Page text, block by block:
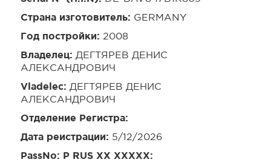
Страна изготовитель: GERMANY
Год постройки: 2008
Владелец: ДЕГТЯРЕВ ДЕНИС
АЛЕКСАНДРОВИЧ
Vladelec: ДЕГТЯРЕВ ДЕНИС
АЛЕКСАНДРОВИЧ
Отделение Регистра:
Дата реистрации: 5/12/2026
PassNo: P RUS XX XXXXX: